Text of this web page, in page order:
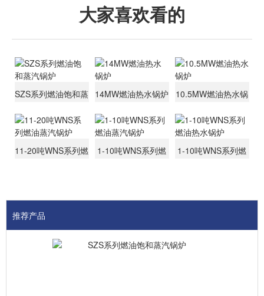
大家喜欢看的
SZS系列燃油饱和蒸 14MW燃油热水锅炉
10.5MW燃油热水锅
11-20吨WNS系列燃
1-10吨WNS系列燃
1-10吨WNS系列燃
推荐产品